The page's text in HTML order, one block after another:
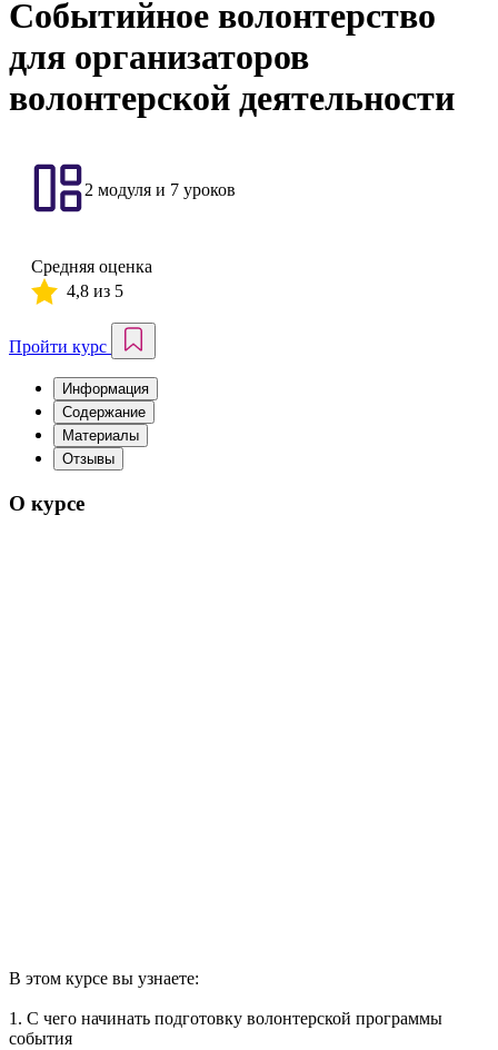
Событийное волонтерство
для организаторов
волонтерской деятельности
2 модуля и 7 уроков
Средняя оценка
4,8 из 5
Пройти курс
Информация
Содержание
Материалы
Отзывы
О курсе
В этом курсе вы узнаете:
1. С чего начинать подготовку волонтерской программы
события